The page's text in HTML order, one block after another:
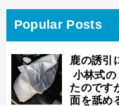
Popular Posts
鹿の誘引
小林式
たのです
面を舐め